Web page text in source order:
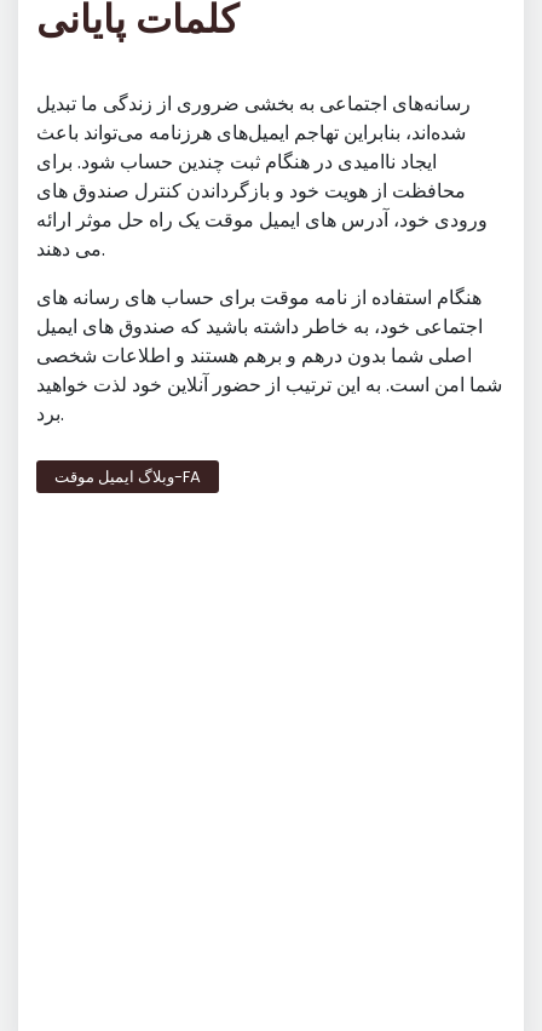
کلمات پایانی
رسانه‌های اجتماعی به بخشی ضروری از زندگی ما تبدیل
شده‌اند، بنابراین تهاجم ایمیل‌های هرزنامه می‌تواند باعث
ایجاد ناامیدی در هنگام ثبت چندین حساب شود. برای
محافظت از هویت خود و بازگرداندن کنترل صندوق های
ورودی خود، آدرس های ایمیل موقت یک راه حل موثر ارائه
می دهند.
هنگام استفاده از نامه موقت برای حساب های رسانه های
اجتماعی خود، به خاطر داشته باشید که صندوق های ایمیل
اصلی شما بدون درهم و برهم هستند و اطلاعات شخصی
شما امن است. به این ترتیب از حضور آنلاین خود لذت خواهید
برد.
وبلاگ ایمیل موقت-FA